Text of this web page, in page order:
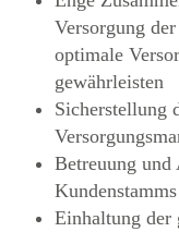
Versorgung
optimale
gewährleisten
Sicherstellung
Betreuung und
Kundenstamms
Einhaltung der